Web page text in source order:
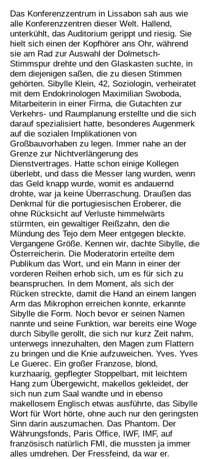
Das Konferenzzentrum in Lissabon sah aus wie
alle Konferenzzentren dieser Welt. Hallend,
unterkühlt, das Auditorium gerippt und riesig. Sie
hielt sich einen der Kopfhörer ans Ohr, während
sie am Rad zur Auswahl der Dolmetsch-
Stimmspur drehte und den Glaskasten suchte, in
dem diejenigen saßen, die zu diesen Stimmen
gehörten. Sibylle Klein, 42, Soziologin, verheiratet
mit dem Endokrinologen Maximilian Swoboda,
Mitarbeiterin in einer Firma, die Gutachten zur
Verkehrs- und Raumplanung erstellte und die sich
darauf spezialisiert hatte, besonderes Augenmerk
auf die sozialen Implikationen von
Großbauvorhaben zu legen. Immer nahe an der
Grenze zur Nichtverlängerung des
Dienstvertrages. Hatte schon einige Kollegen
überlebt, und dass die Messer lang wurden, wenn
das Geld knapp wurde, womit es andauernd
drohte, war ja keine Überraschung. Draußen das
Denkmal für die portugiesischen Eroberer, die
ohne Rücksicht auf Verluste himmelwärts
stürmten, ein gewaltiger Reißzahn, den die
Mündung des Tejo dem Meer entgegen bleckte.
Vergangene Größe. Kennen wir, dachte Sibylle, die
Österreicherin. Die Moderatorin erteilte dem
Publikum das Wort, und ein Mann in einer der
vorderen Reihen erhob sich, um es für sich zu
beanspruchen. In dem Moment, als sich der
Rücken streckte, damit die Hand an einem langen
Arm das Mikrophon erreichen konnte, erkannte
Sibylle die Form. Noch bevor er seinen Namen
nannte und seine Funktion, war bereits eine Woge
durch Sibylle gerollt, die sich nur kurz Zeit nahm,
unterwegs innezuhalten, den Magen zum Flattern
zu bringen und die Knie aufzuweichen. Yves. Yves
Le Guerec. Ein großer Franzose, blond,
kurzhaarig, gepflegter Stoppelbart, mit leichtem
Hang zum Übergewicht, makellos gekleidet, der
sich nun zum Saal wandte und in ebenso
makellosem Englisch etwas ausführte, das Sibylle
Wort für Wort hörte, ohne auch nur den geringsten
Sinn darin auszumachen. Das Phantom. Der
Währungsfonds, Paris Office, IWF, IMF, auf
französisch natürlich FMI, die mussten ja immer
alles umdrehen. Der Fressfeind, da war er.